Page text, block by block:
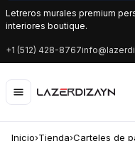
Letreros murales premium
interiores boutique.
+1 (512) 428-8767
Inicio›Tienda›Carteles de